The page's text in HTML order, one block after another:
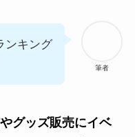
筆者
ンキング
グッズ販売にイベ